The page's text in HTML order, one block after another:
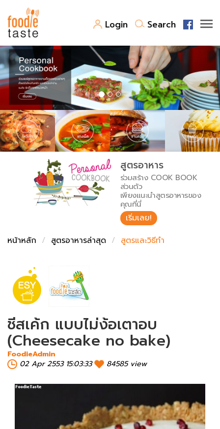
Login Search
สูตรอาหาร
สูตรอาหารล่าสุด
Top Foodie
พาไปชิม
สารพันก้นครัว
เคล็ดลับน่ารู้
เปรียบเทียบหน่วยการตวง
เปรียบเทียบอุณหภูมิ
เปรียบเทียบน้ำหนักวัตถุดิบ
FoodPedia
สร้าง Cookbook
สูตรอาหาร
ร่วมสร้าง COOK BOOK
ส่วนตัว
เพียงแนะนำสูตรอาหารของ
คุณที่นี่
เริ่มเลย!
หน้าหลัก
สูตรอาหารล่าสุด สูตรและวิธีทำ
ชีสเค้ก แบบไม่ง้อเตาอบ
(Cheesecake no bake)
FoodieAdmin
02 Apr 2553 15:03:33
84585 view